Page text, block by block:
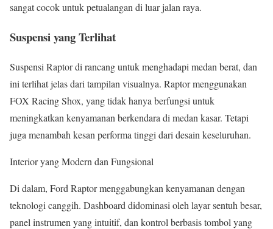
sangat cocok untuk petualangan di luar jalan raya.
Suspensi yang Terlihat
Suspensi Raptor di rancang untuk menghadapi medan berat, dan
ini terlihat jelas dari tampilan visualnya. Raptor menggunakan
FOX Racing Shox, yang tidak hanya berfungsi untuk
meningkatkan kenyamanan berkendara di medan kasar. Tetapi
juga menambah kesan performa tinggi dari desain keseluruhan.
Interior yang Modern dan Fungsional
Di dalam, Ford Raptor menggabungkan kenyamanan dengan
teknologi canggih. Dashboard didominasi oleh layar sentuh besar,
panel instrumen yang intuitif, dan kontrol berbasis tombol yang